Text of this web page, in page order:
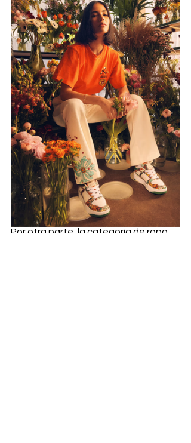
Por otra parte, la categoría de ropa